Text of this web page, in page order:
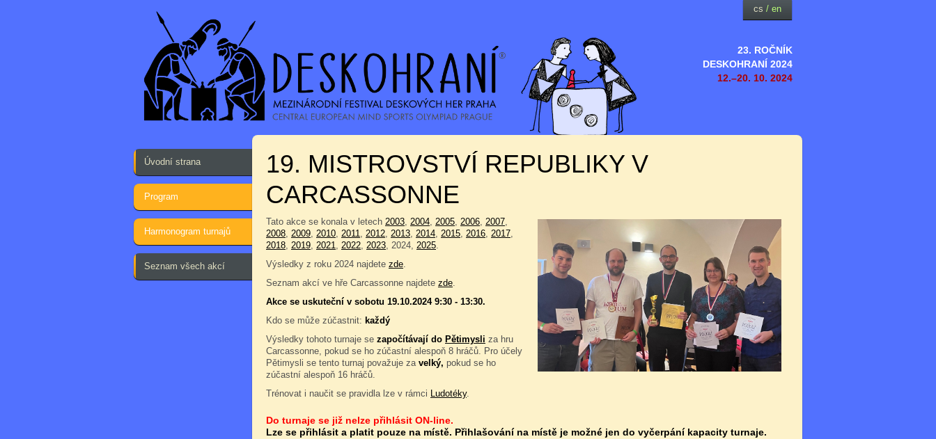
23. ROČNÍK
DESKOHRANÍ 2024
12.–20. 10. 2024
cs / en
Úvodní strana
Program
Harmonogram turnajů
Seznam všech akcí
19. MISTROVSTVÍ REPUBLIKY V
CARCASSONNE
Tato akce se konala v letech 2003, 2004, 2005, 2006, 2007,
2008, 2009, 2010, 2011, 2012, 2013, 2014, 2015, 2016, 2017,
2018, 2019, 2021, 2022, 2023, 2024, 2025.
Výsledky z roku 2024 najdete zde.
Seznam akcí ve hře Carcassonne najdete zde.
Akce se uskuteční v sobotu 19.10.2024 9:30 - 13:30.
Kdo se může zúčastnit: každý
Výsledky tohoto turnaje se započítávají do Pětimysli za hru
Carcassonne, pokud se ho zúčastní alespoň 8 hráčů. Pro účely
Pětimysli se tento turnaj považuje za velký, pokud se ho
zúčastní alespoň 16 hráčů.
Trénovat i naučit se pravidla lze v rámci Ludotéky.
Do turnaje se již nelze přihlásit ON-line.
Lze se přihlásit a platit pouze na místě. Přihlašování na místě je možné jen do vyčerpání kapacity turnaje.